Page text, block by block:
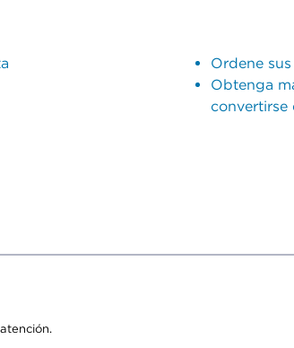
Ordene
Obtenga
convertirse